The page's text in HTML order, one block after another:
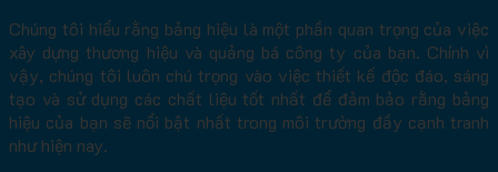
Chúng tôi hiểu rằng bảng hiệu là một phần quan trọng của việc
xây dựng thương hiệu và quảng bá công ty của bạn. Chính vì
vậy, chúng tôi luôn chú trọng vào việc thiết kế độc đáo, sáng
tạo và sử dụng các chất liệu tốt nhất để đảm bảo rằng bảng
hiệu của bạn sẽ nổi bật nhất trong môi trường đầy cạnh tranh
như hiện nay.